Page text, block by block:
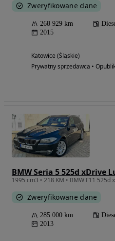
Zweryfikowane dane
268 929 km
2015
Katowice (Śląskie)
Prywatny sprzedawca •
BMW Seria 5 525d xDrive
1995 cm3 • 218 KM • BMW F11 525d
Zweryfikowane dane
285 000 km
2013